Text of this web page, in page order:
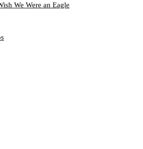
We Were an Eagle